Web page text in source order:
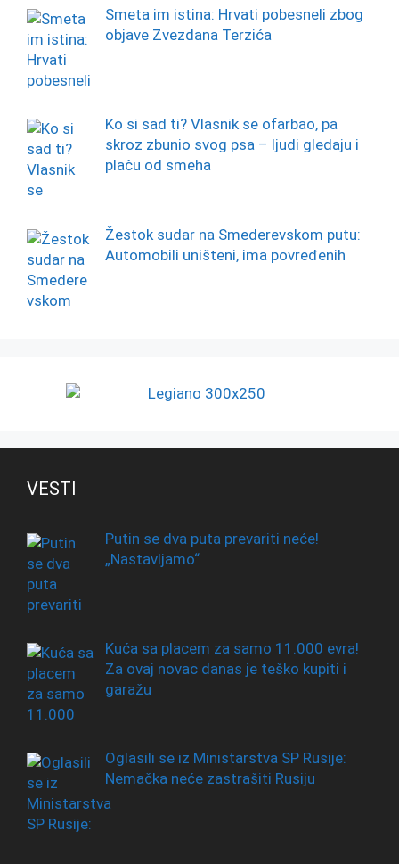
Smeta im istina: Hrvati pobesneli zbog
objave Zvezdana Terzića
Ko si sad ti? Vlasnik se ofarbao, pa
skroz zbunio svog psa – ljudi gledaju i
plaču od smeha
Žestok sudar na Smederevskom putu:
Automobili uništeni, ima povređenih
VESTI
Putin se dva puta prevariti neće!
„Nastavljamo“
Kuća sa placem za samo 11.000 evra!
Za ovaj novac danas je teško kupiti i
garažu
Oglasili se iz Ministarstva SP Rusije:
Nemačka neće zastrašiti Rusiju